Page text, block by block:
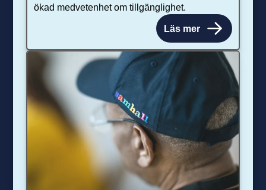
ökad medvetenhet om tillgänglighet.
Läs mer